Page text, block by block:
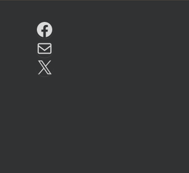
Facebook
Email
X